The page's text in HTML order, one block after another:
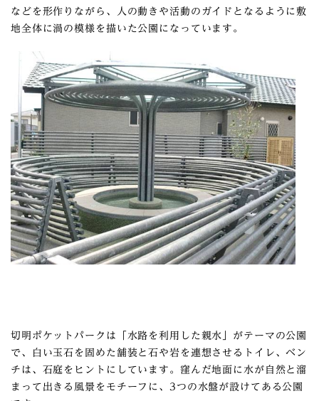
などを形作りながら、人の動きや活動のガイドとなるように敷
地全体に渦の模様を描いた公園になっています。
切明ポケットパークは「水路を利用した親水」がテーマの公園
で、白い玉石を固めた舗装と石や岩を連想させるトイレ、ベン
チは、石庭をヒントにしています。窪んだ地面に水が自然と溜
まって出きる風景をモチーフに、3つの水盤が設けてある公園